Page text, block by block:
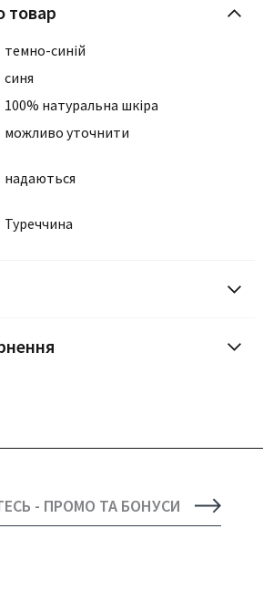
товар
темно-синій
синя
100% натуральна шкіра
можливо уточнити
надаються
Туреччина
- ПРОМО ТА БОНУСИ